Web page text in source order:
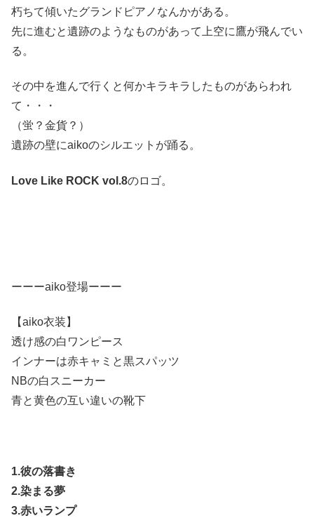
朽ちて傾いたグランドピアノなんかがある。
先に進むと遺跡のようなものがあって上空に鷹が飛んでい
る。
その中を進んで行くと何かキラキラしたものがあらわれ
て・・・
（蛍？金貨？）
遺跡の壁にaikoのシルエットが踊る。
Love Like ROCK vol.8のロゴ。
ーーーaiko登場ーーー
【aiko衣装】
透け感の白ワンピース
インナーは赤キャミと黒スパッツ
NBの白スニーカー
青と黄色の互い違いの靴下
1.彼の落書き
2.染まる夢
3.赤いランプ